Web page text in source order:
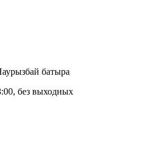
батыра
без выходных